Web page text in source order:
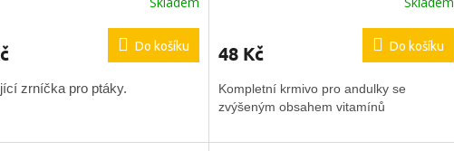
Do košíku
zrníčka pro ptáky.
48 Kč Do košíku
Kompletní krmivo pro andulky se
zvýšeným obsahem vitamínů